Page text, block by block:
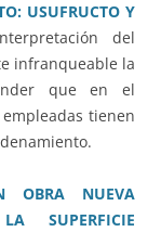
USUFRUCTO Y
del
infranqueable la
que en el
tienen
OBRA NUEVA
SUPERFICIE